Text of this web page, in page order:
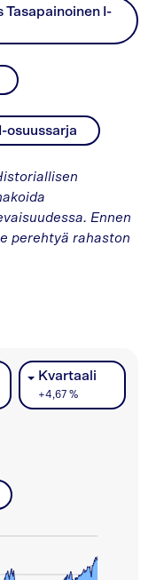
I-
osuussarja
Ennen
perehtyä rahaston
Kvartaali
+4,67 %